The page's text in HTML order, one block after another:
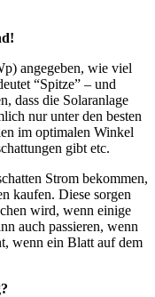
angegeben, wie viel
“Spitze” – und
dass die Solaranlage
nur unter den besten
im optimalen Winkel
gibt etc.
Strom bekommen,
kaufen. Diese sorgen
wird, wenn einige
auch passieren, wenn
wenn ein Blatt auf dem